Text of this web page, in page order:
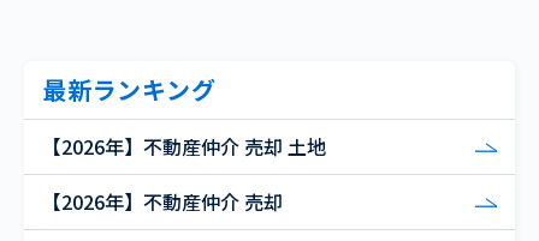
最新ランキング
【2026年】不動産仲介 売却 土地
【2026年】不動産仲介 売却